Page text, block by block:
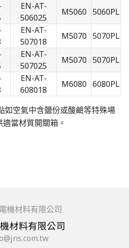
EN-AT-
506025
M5060 5060PL
EN-AT-
507018
M5070 5070PL
EN-AT-
507025
M5070 5070PL
EN-AT-
608018
M6080 6080PL
如空氣中含鹽份或酸鹼等特殊場
當材質開關箱。
材料有限公司